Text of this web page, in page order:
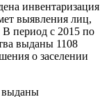
инвентаризация
выявления лиц,
период с 2015 по
выданы 1108
о заселении
выданы